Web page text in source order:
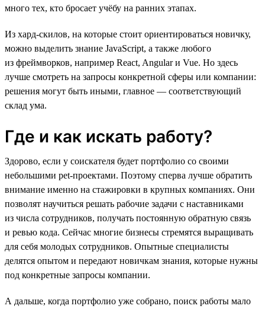
много тех, кто бросает учёбу на ранних этапах.
Из хард-скилов, на которые стоит ориентироваться новичку,
можно выделить знание JavaScript, а также любого
из фреймворков, например React, Angular и Vue. Но здесь
лучше смотреть на запросы конкретной сферы или компании:
решения могут быть иными, главное — соответствующий
склад ума.
Где и как искать работу?
Здорово, если у соискателя будет портфолио со своими
небольшими pet-проектами. Поэтому сперва лучше обратить
внимание именно на стажировки в крупных компаниях. Они
позволят научиться решать рабочие задачи с наставниками
из числа сотрудников, получать постоянную обратную связь
и ревью кода. Сейчас многие бизнесы стремятся выращивать
для себя молодых сотрудников. Опытные специалисты
делятся опытом и передают новичкам знания, которые нужны
под конкретные запросы компании.
А дальше, когда портфолио уже собрано, поиск работы мало